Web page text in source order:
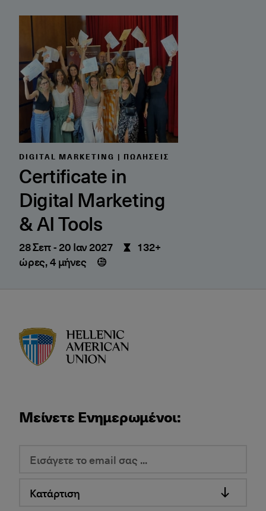
Certificate in Digital Marketing & AI Tools
DIGITAL MARKETING | ΠΩΛΉΣΕΙΣ
Certificate in
Digital Marketing
& AI Tools
28 Σεπ-20 Ιαν 2027
132+
ώρες, 4 μήνες
Μείνετε Ενημερωμένοι:
Κατάρτιση